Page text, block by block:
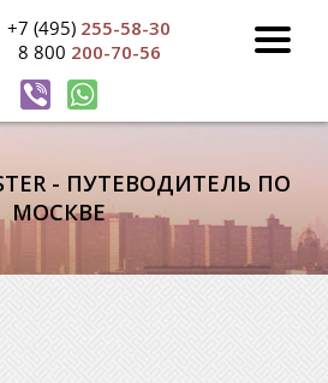
+7 (495) 255-58-30
8 800 200-70-56
- ПУТЕВОДИТЕЛЬ ПО
МОСКВЕ